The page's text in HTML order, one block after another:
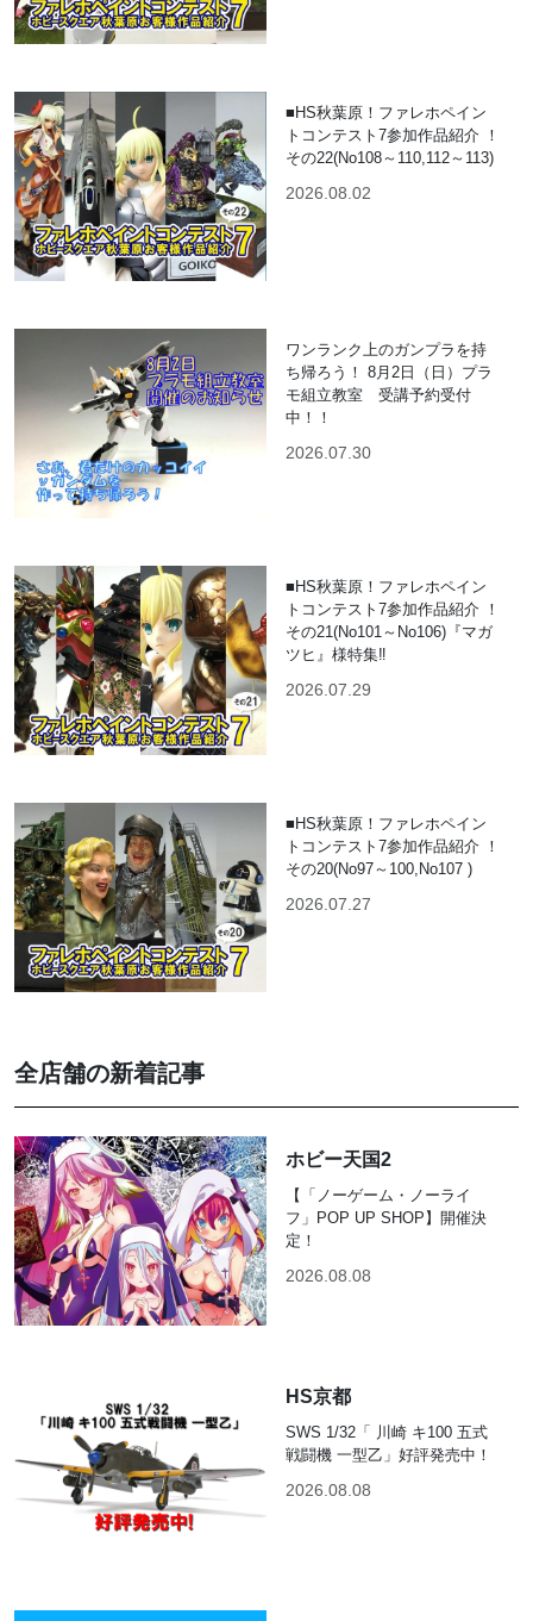
■HS秋葉原！ファレホペイン
トコンテスト7参加作品紹介 ！
その22(No108～110,112～113)
2026.08.02
ワンランク上のガンプラを持
ち帰ろう！ 8月2日（日）プラ
モ組立教室 受講予約受付
中！！
2026.07.30
■HS秋葉原！ファレホペイン
トコンテスト7参加作品紹介 ！
その21(No101～No106)『マガ
ツヒ』様特集‼
2026.07.29
■HS秋葉原！ファレホペイン
トコンテスト7参加作品紹介 ！
その20(No97～100,No107 )
2026.07.27
全店舗の新着記事
ホビー天国2
【「ノーゲーム・ノーライ
フ」POP UP SHOP】開催決
定！
2026.08.08
HS京都
SWS 1/32「 川崎 キ100 五式
戦闘機 一型乙」好評発売中！
2026.08.08